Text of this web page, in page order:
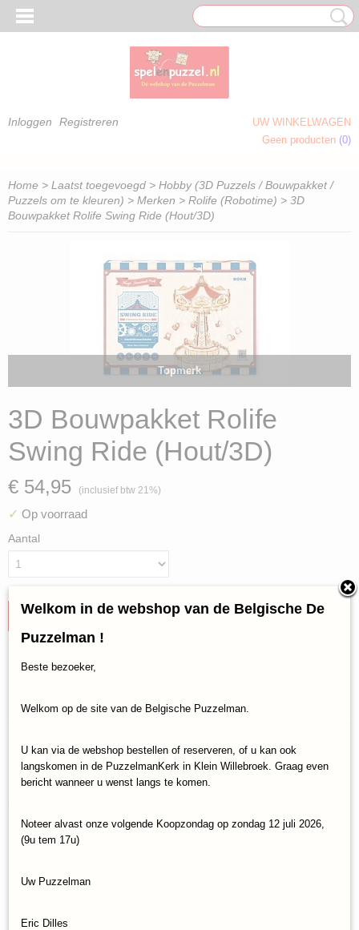
Inloggen Registreren
UW WINKELWAGEN
Geen producten (0)
Home > Laatst toegevoegd > Hobby (3D Puzzels / Bouwpakket /
Puzzels om te kleuren) > Merken > Rolife (Robotime) > 3D
Bouwpakket Rolife Swing Ride (Hout/3D)
Topmerk
3D Bouwpakket Rolife
Swing Ride (Hout/3D)
€ 54,95 (inclusief btw 21%)
✓ Op voorraad
Aantal
IN WINKELWAGEN
Specificaties
ROKR-EA02
6946785118254
Reacties
Save
Welkom in de webshop van de Belgische De
Puzzelman !
Beste bezoeker,
Welkom op de site van de Belgische Puzzelman.
U kan via de webshop bestellen of reserveren, of u kan ook
langskomen in de PuzzelmanKerk in Klein Willebroek. Graag even
bericht wanneer u wenst langs te komen.
Noteer alvast onze volgende Koopzondag op zondag 12 juli 2026,
(9u tem 17u)
Uw Puzzelman
Eric Dilles